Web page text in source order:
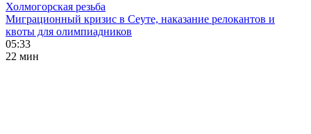
Холмогорская резьба
Миграционный кризис в Сеуте, наказание релокантов и
квоты для олимпиадников
05:33
22 мин